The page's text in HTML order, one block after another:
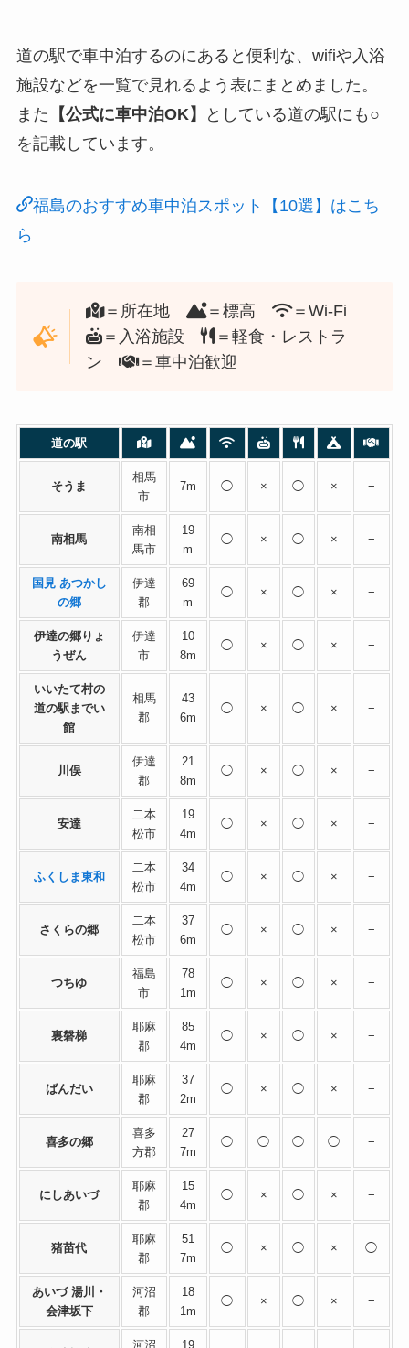
道の駅で車中泊するのにあると便利な、wifiや入浴
施設などを一覧で見れるよう表にまとめました。
また 【公式に車中泊OK】
としている道の駅にも○
を記載しています。
福島のおすすめ車中泊スポット【10選】はこち
ら
＝所在地 ＝標高
＝Wi-Fi
＝入浴施設
＝軽食・レストラ
ン
＝車中泊歓迎
道の駅
そうま
相馬
市
7m ◯ × ◯ × −
南相馬
南相
馬市
19
m
◯ × ◯ × −
国見 あつかし
の郷
伊達
郡
69
m
◯ × ◯ × −
伊達の郷りょ
うぜん
伊達
市
10
8m
◯ × ◯ × −
いいたて村の
道の駅までい
館
相馬
郡
43
6m
◯ × ◯ × −
川俣
伊達
郡
21
8m
◯ × ◯ × −
安達
二本
松市
19
4m
◯ × ◯ × −
ふくしま東和
二本
松市
34
4m
◯ × ◯ × −
さくらの郷
二本
松市
37
6m
◯ × ◯ × −
つちゆ
福島
市
78
1m
◯ × ◯ × −
裏磐梯
耶麻
郡
85
4m
◯ × ◯ × −
ばんだい
耶麻
郡
37
2m
◯ × ◯ × −
喜多の郷
喜多
方郡
27
7m
◯ ◯ ◯ ◯ −
にしあいづ
耶麻
郡
15
4m
◯ × ◯ × −
猪苗代
耶麻
郡
51
7m
◯ × ◯ × ◯
あいづ 湯川・
会津坂下
河沼
郡
18
1m
◯ × ◯ × −
河沼 19